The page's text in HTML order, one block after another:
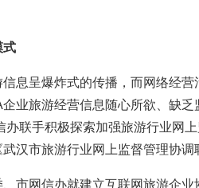
呈爆炸式的传播，而网络经营
企业旅游经营信息随心所欲、缺
联手积极探索加强旅游行业网
汉市旅游行业网上监督管理协调
网信办就建立互联网旅游企业